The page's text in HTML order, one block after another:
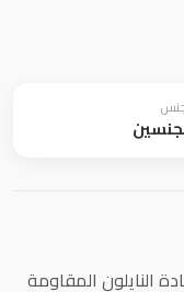
النايلون المقاومة